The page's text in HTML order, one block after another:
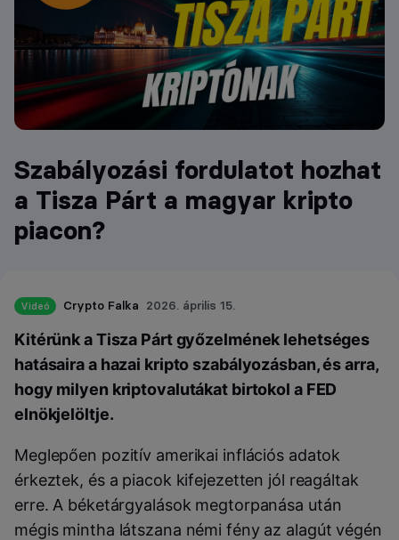
Szabályozási fordulatot hozhat
a Tisza Párt a magyar kripto
piacon?
Videó Crypto Falka 2026. április 15.
Kitérünk a Tisza Párt győzelmének lehetséges
hatásaira a hazai kripto szabályozásban, és arra,
hogy milyen kriptovalutákat birtokol a FED
elnökjelöltje.
Meglepően pozitív amerikai inflációs adatok
érkeztek, és a piacok kifejezetten jól reagáltak
erre. A béketárgyalások megtorpanása után
mégis mintha látszana némi fény az alagút végén